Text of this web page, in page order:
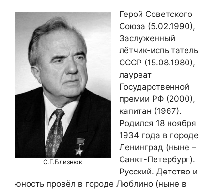
С.Г.Близнюк
Герой Советского
Союза (5.02.1990),
Заслуженный
лётчик-испытатель
СССР (15.08.1980),
лауреат
Государственной
премии РФ (2000),
капитан (1967).
Родился 18 ноября
1934 года в городе
Ленинград (ныне –
Санкт-Петербург).
Русский. Детство и
юность провёл в городе Люблино (ныне в